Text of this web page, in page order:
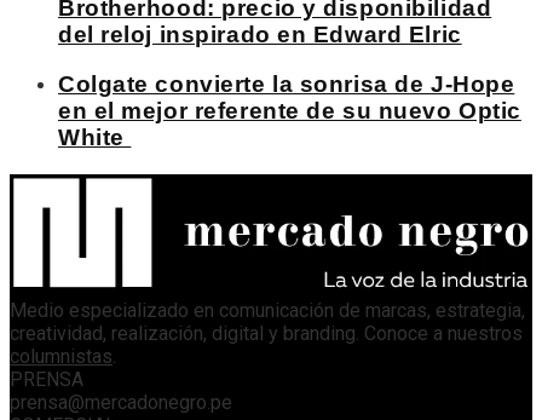
Brotherhood: precio y disponibilidad
del reloj inspirado en Edward Elric
Colgate convierte la sonrisa de J-Hope
en el mejor referente de su nuevo Optic
White
Medio especializado en comunicación de marcas, estrategia,
creatividad, realización, digital y branding. Conoce a nuestros
columnistas.
PRENSA
prensa@mercadonegro.pe